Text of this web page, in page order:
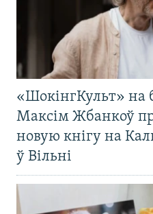
«ШокінгКульт» на
Максім Жбанкоў
новую кнігу на
ў Вільні